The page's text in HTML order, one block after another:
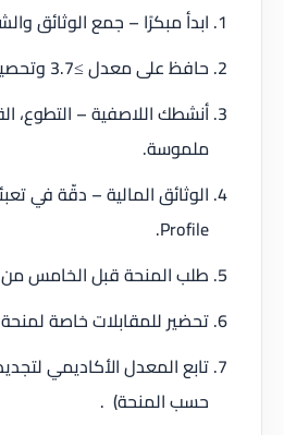
ابدأ مبكرًا – جمع الوثائق
حافظ على معدل ≥3.7 وتحصيل SAT أو ACT قوي.
أنشطك اللاصفية – التطوع،
ملموسة.
Profile.
طلب المنحة قبل الخامس
تحضير للمقابلات خاصة لمنحة Stamps.
حسب المنحة) .